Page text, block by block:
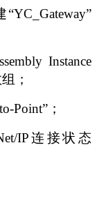
Instance
；
Point”；
IP连接状态